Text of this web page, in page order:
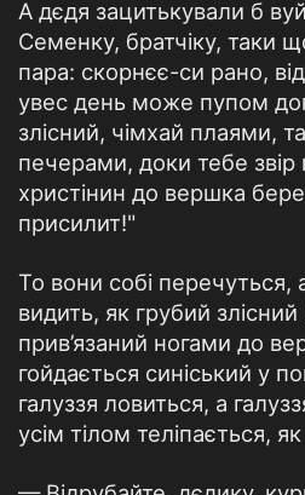
А дєдя зацитькували б
Семенку, братчіку, таки
пара: скорнєє-си рано,
увес день може пупом
злісний, чімхай плаями,
печерами, доки тебе звір
христінин до вершка
присилит!"
То вони собі перечуться,
видить, як грубий
прив’язаний ногами до
гойдається синіський у
галуззя ловиться, а
усім тілом теліпається,